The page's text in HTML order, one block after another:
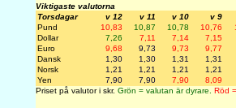
Viktigaste valutorna
Torsdagar
v 12 v 11 v 10
v 9
Pund
10,83 10,87 10,78 10,76
Dollar
7,26 7,11 7,14
7,15
Euro
9,68 9,73 9,73
9,77
Dansk
1,30 1,30 1,31
1,31
Norsk
1,21 1,21 1,21
1,21
Yen
7,90 7,90 7,90
8,09
Priset på valutor i skr. Grön = valutan är dyrare. Röd